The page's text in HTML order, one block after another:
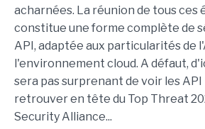
acharnées. La réunion de tous ces
constitue une forme complète de
API, adaptée aux particularités de
l'environnement cloud. A défaut,
sera pas surprenant de voir les
retrouver en tête du Top Threat
Security Alliance...